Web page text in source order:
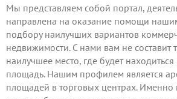
Мы представляем собой портал,
направлена на оказание помощи
подбору наилучших вариантов
недвижимости. С нами вам не составит
наилучшее место, где будет
площадь. Нашим профилем является
площадей в торговых центрах. Именно